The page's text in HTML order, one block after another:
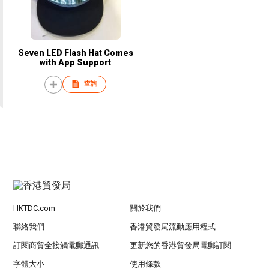
Seven LED Flash Hat Comes
with App Support
查詢
HKTDC.com 關於我們
聯絡我們 香港貿發局流動應用程式
訂閱商貿全接觸電郵通訊 更新您的香港貿發局電郵訂閱
字體大小 使用條款